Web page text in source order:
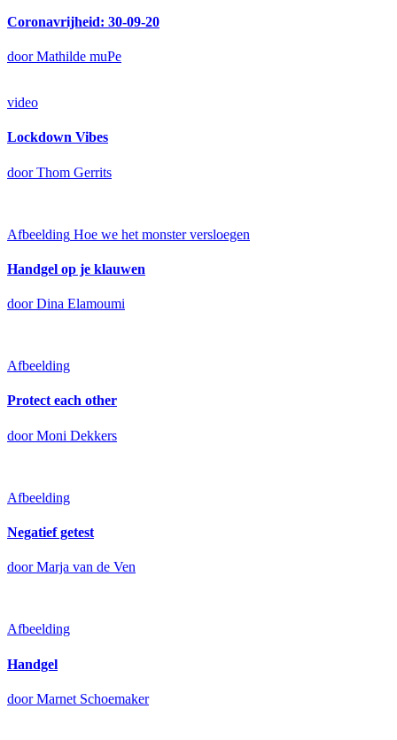
Coronavrijheid: 30-09-20
door Mathilde muPe
video
Lockdown Vibes
door Thom Gerrits
Afbeelding Hoe we het monster versloegen
Handgel op je klauwen
door Dina Elamoumi
Afbeelding
Protect each other
door Moni Dekkers
Afbeelding
Negatief getest
door Marja van de Ven
Afbeelding
Handgel
door Marnet Schoemaker